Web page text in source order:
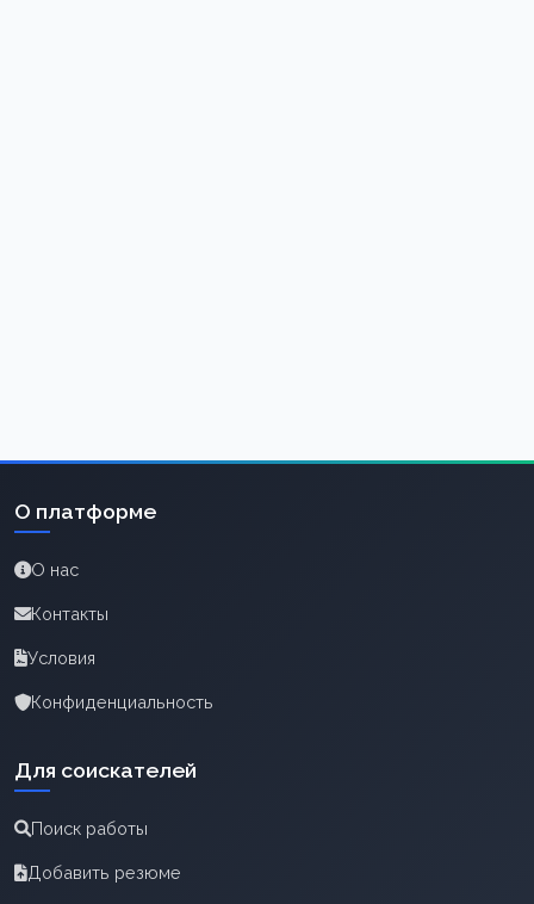
О платформе
О нас
Контакты
Условия
Конфиденциальность
Для соискателей
Поиск работы
Добавить резюме